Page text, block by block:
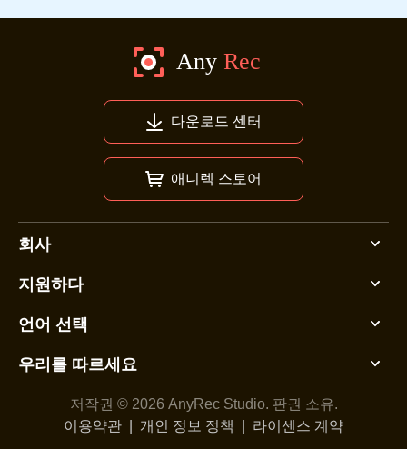
다운로드 센터
애니렉 스토어
회사
지원하다
언어 선택
우리를 따르세요
저작권 © 2026 AnyRec Studio. 판권 소유.
이용약관
개인 정보 정책 라이센스 계약